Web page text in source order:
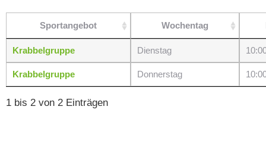
Sportangebot Wochentag
Krabbelgruppe Dienstag
Krabbelgruppe Donnerstag
1 bis 2 von 2 Einträgen